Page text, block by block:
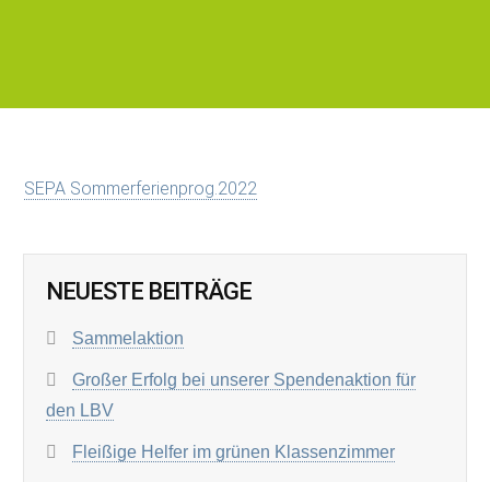
SEPA Sommerferienprog.2022
NEUESTE BEITRÄGE
Sammelaktion
Großer Erfolg bei unserer Spendenaktion für
den LBV
Fleißige Helfer im grünen Klassenzimmer